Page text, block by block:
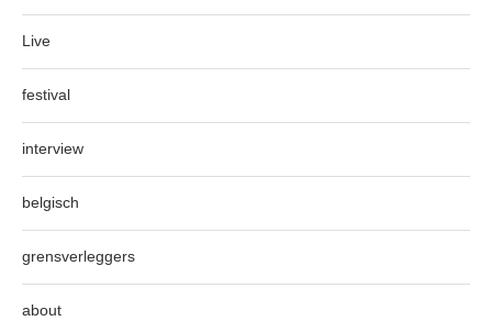
Live
festival
interview
belgisch
grensverleggers
about